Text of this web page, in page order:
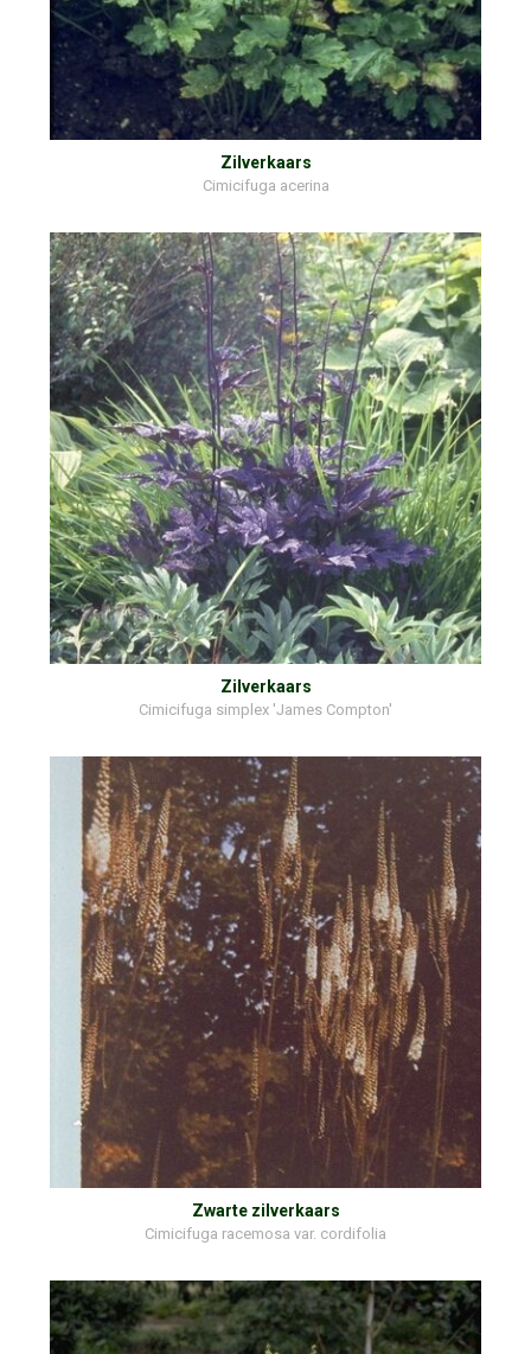
Zilverkaars
Cimicifuga acerina
Zilverkaars
Cimicifuga simplex 'James Compton'
Zwarte zilverkaars
Cimicifuga racemosa var. cordifolia